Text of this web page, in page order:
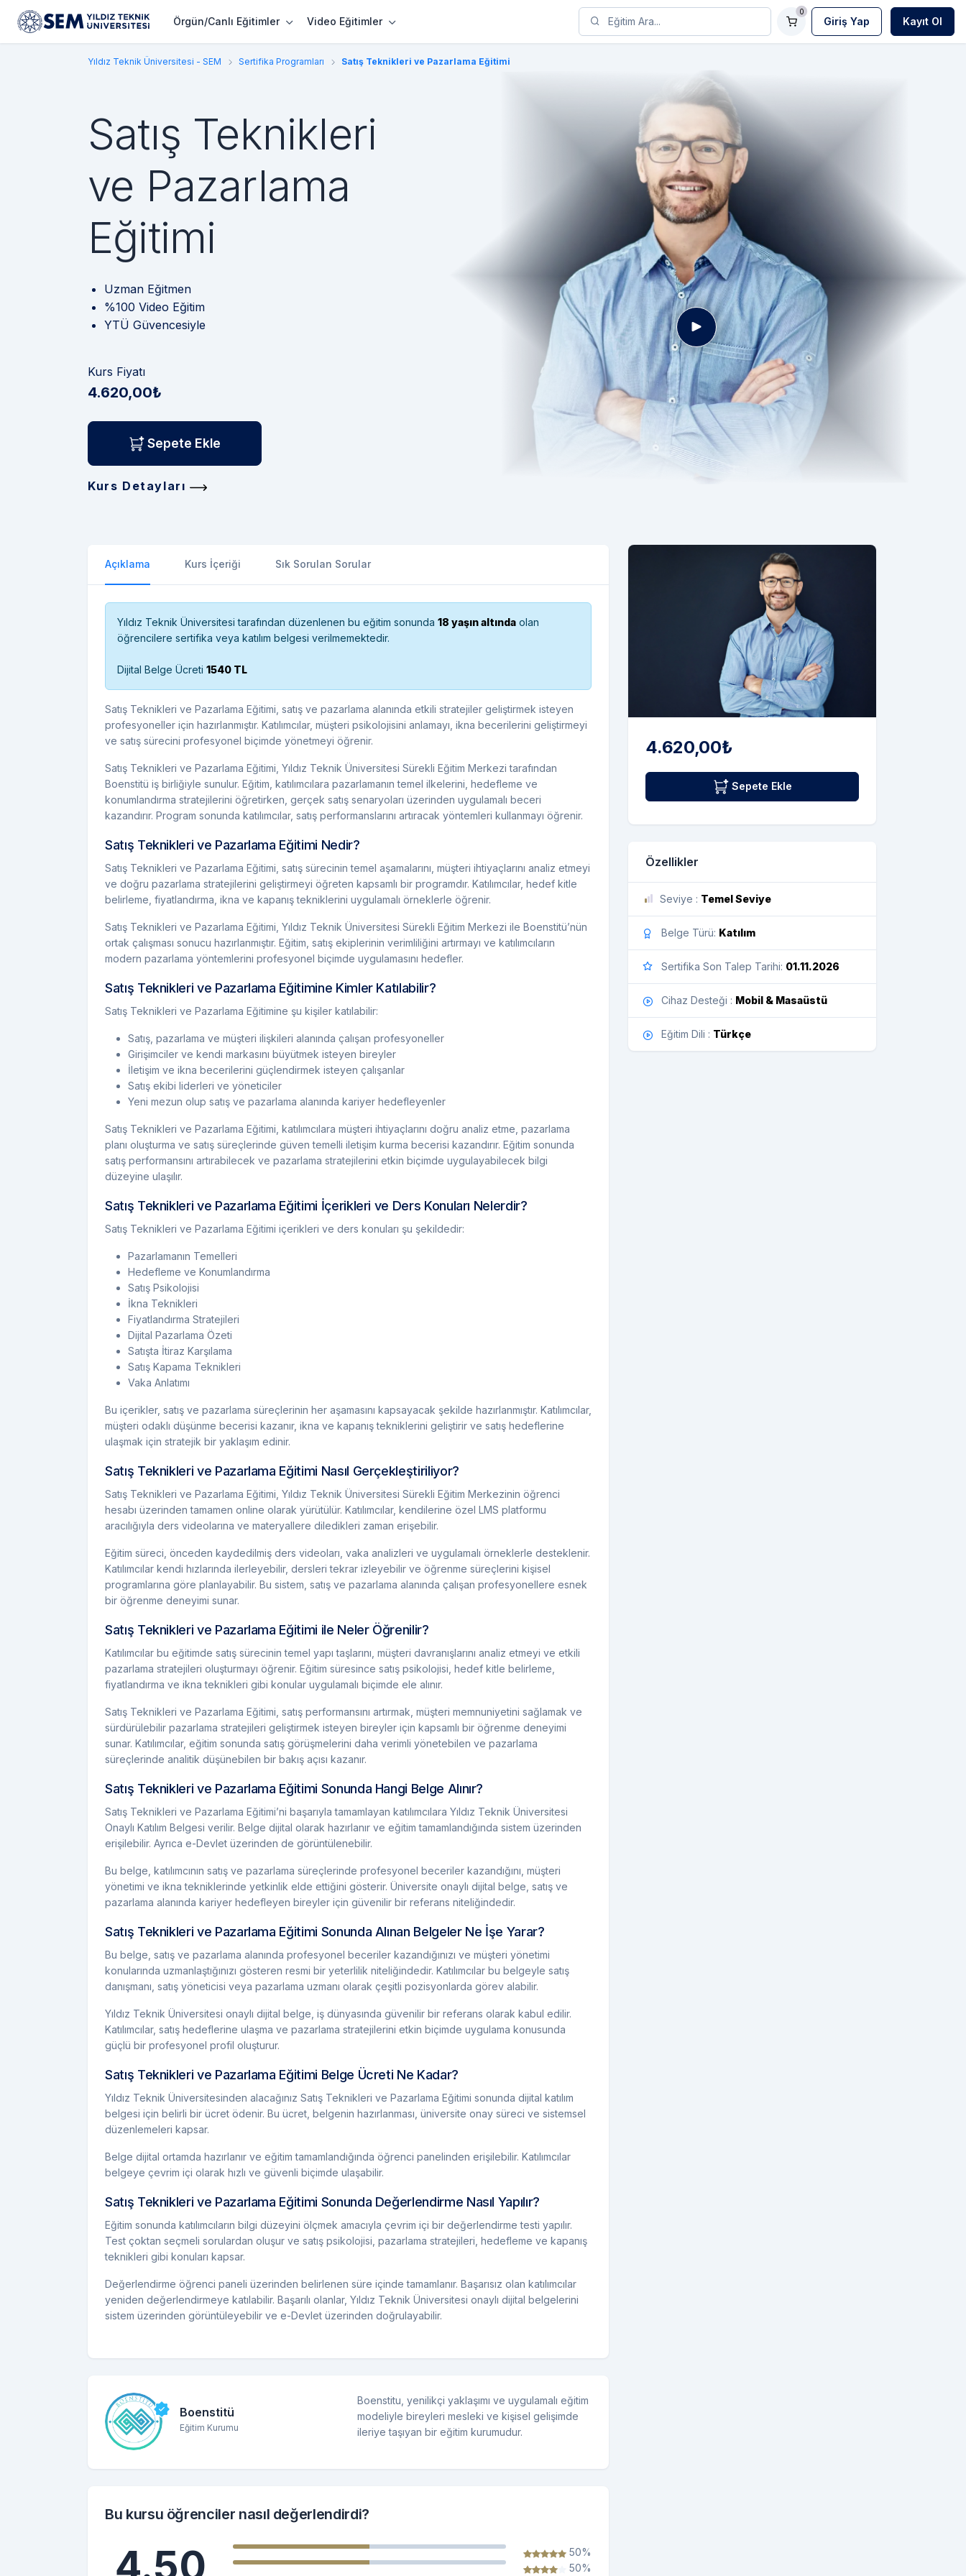
0
Giriş Yap Kayıt Ol
Örgün/Canlı Eğitimler Video Eğitimler
Yıldız Teknik Üniversitesi - SEM Sertifika Programları Satış Teknikleri ve Pazarlama Eğitimi
Satış Teknikleri
ve Pazarlama
Eğitimi
Uzman Eğitmen
%100 Video Eğitim
YTÜ Güvencesiyle
Kurs Fiyatı
4.620,00₺
Sepete Ekle
Kurs Detayları
Açıklama Kurs İçeriği Sık Sorulan Sorular
Yıldız Teknik Üniversitesi tarafından düzenlenen bu eğitim sonunda 18 yaşın altında olan
öğrencilere sertifika veya katılım belgesi verilmemektedir.
Dijital Belge Ücreti 1540 TL
Satış Teknikleri ve Pazarlama Eğitimi, satış ve pazarlama alanında etkili stratejiler geliştirmek isteyen
profesyoneller için hazırlanmıştır. Katılımcılar, müşteri psikolojisini anlamayı, ikna becerilerini geliştirmeyi
ve satış sürecini profesyonel biçimde yönetmeyi öğrenir.
Satış Teknikleri ve Pazarlama Eğitimi, Yıldız Teknik Üniversitesi Sürekli Eğitim Merkezi tarafından
Boenstitü iş birliğiyle sunulur. Eğitim, katılımcılara pazarlamanın temel ilkelerini, hedefleme ve
konumlandırma stratejilerini öğretirken, gerçek satış senaryoları üzerinden uygulamalı beceri
kazandırır. Program sonunda katılımcılar, satış performanslarını artıracak yöntemleri kullanmayı öğrenir.
Satış Teknikleri ve Pazarlama Eğitimi Nedir?
Satış Teknikleri ve Pazarlama Eğitimi, satış sürecinin temel aşamalarını, müşteri ihtiyaçlarını analiz etmeyi
ve doğru pazarlama stratejilerini geliştirmeyi öğreten kapsamlı bir programdır. Katılımcılar, hedef kitle
belirleme, fiyatlandırma, ikna ve kapanış tekniklerini uygulamalı örneklerle öğrenir.
Satış Teknikleri ve Pazarlama Eğitimi, Yıldız Teknik Üniversitesi Sürekli Eğitim Merkezi ile Boenstitü’nün
ortak çalışması sonucu hazırlanmıştır. Eğitim, satış ekiplerinin verimliliğini artırmayı ve katılımcıların
modern pazarlama yöntemlerini profesyonel biçimde uygulamasını hedefler.
Satış Teknikleri ve Pazarlama Eğitimine Kimler Katılabilir?
Satış Teknikleri ve Pazarlama Eğitimine şu kişiler katılabilir:
Satış, pazarlama ve müşteri ilişkileri alanında çalışan profesyoneller
Girişimciler ve kendi markasını büyütmek isteyen bireyler
İletişim ve ikna becerilerini güçlendirmek isteyen çalışanlar
Satış ekibi liderleri ve yöneticiler
Yeni mezun olup satış ve pazarlama alanında kariyer hedefleyenler
Satış Teknikleri ve Pazarlama Eğitimi, katılımcılara müşteri ihtiyaçlarını doğru analiz etme, pazarlama
planı oluşturma ve satış süreçlerinde güven temelli iletişim kurma becerisi kazandırır. Eğitim sonunda
satış performansını artırabilecek ve pazarlama stratejilerini etkin biçimde uygulayabilecek bilgi
düzeyine ulaşılır.
Satış Teknikleri ve Pazarlama Eğitimi İçerikleri ve Ders Konuları Nelerdir?
Satış Teknikleri ve Pazarlama Eğitimi içerikleri ve ders konuları şu şekildedir:
Pazarlamanın Temelleri
Hedefleme ve Konumlandırma
Satış Psikolojisi
İkna Teknikleri
Fiyatlandırma Stratejileri
Dijital Pazarlama Özeti
Satışta İtiraz Karşılama
Satış Kapama Teknikleri
Vaka Anlatımı
Bu içerikler, satış ve pazarlama süreçlerinin her aşamasını kapsayacak şekilde hazırlanmıştır. Katılımcılar,
müşteri odaklı düşünme becerisi kazanır, ikna ve kapanış tekniklerini geliştirir ve satış hedeflerine
ulaşmak için stratejik bir yaklaşım edinir.
Satış Teknikleri ve Pazarlama Eğitimi Nasıl Gerçekleştiriliyor?
Satış Teknikleri ve Pazarlama Eğitimi, Yıldız Teknik Üniversitesi Sürekli Eğitim Merkezinin öğrenci
hesabı üzerinden tamamen online olarak yürütülür. Katılımcılar, kendilerine özel LMS platformu
aracılığıyla ders videolarına ve materyallere diledikleri zaman erişebilir.
Eğitim süreci, önceden kaydedilmiş ders videoları, vaka analizleri ve uygulamalı örneklerle desteklenir.
Katılımcılar kendi hızlarında ilerleyebilir, dersleri tekrar izleyebilir ve öğrenme süreçlerini kişisel
programlarına göre planlayabilir. Bu sistem, satış ve pazarlama alanında çalışan profesyonellere esnek
bir öğrenme deneyimi sunar.
Satış Teknikleri ve Pazarlama Eğitimi ile Neler Öğrenilir?
Katılımcılar bu eğitimde satış sürecinin temel yapı taşlarını, müşteri davranışlarını analiz etmeyi ve etkili
pazarlama stratejileri oluşturmayı öğrenir. Eğitim süresince satış psikolojisi, hedef kitle belirleme,
fiyatlandırma ve ikna teknikleri gibi konular uygulamalı biçimde ele alınır.
Satış Teknikleri ve Pazarlama Eğitimi, satış performansını artırmak, müşteri memnuniyetini sağlamak ve
sürdürülebilir pazarlama stratejileri geliştirmek isteyen bireyler için kapsamlı bir öğrenme deneyimi
sunar. Katılımcılar, eğitim sonunda satış görüşmelerini daha verimli yönetebilen ve pazarlama
süreçlerinde analitik düşünebilen bir bakış açısı kazanır.
Satış Teknikleri ve Pazarlama Eğitimi Sonunda Hangi Belge Alınır?
Satış Teknikleri ve Pazarlama Eğitimi’ni başarıyla tamamlayan katılımcılara Yıldız Teknik Üniversitesi
Onaylı Katılım Belgesi verilir. Belge dijital olarak hazırlanır ve eğitim tamamlandığında sistem üzerinden
erişilebilir. Ayrıca e-Devlet üzerinden de görüntülenebilir.
Bu belge, katılımcının satış ve pazarlama süreçlerinde profesyonel beceriler kazandığını, müşteri
yönetimi ve ikna tekniklerinde yetkinlik elde ettiğini gösterir. Üniversite onaylı dijital belge, satış ve
pazarlama alanında kariyer hedefleyen bireyler için güvenilir bir referans niteliğindedir.
Satış Teknikleri ve Pazarlama Eğitimi Sonunda Alınan Belgeler Ne İşe Yarar?
Bu belge, satış ve pazarlama alanında profesyonel beceriler kazandığınızı ve müşteri yönetimi
konularında uzmanlaştığınızı gösteren resmi bir yeterlilik niteliğindedir. Katılımcılar bu belgeyle satış
danışmanı, satış yöneticisi veya pazarlama uzmanı olarak çeşitli pozisyonlarda görev alabilir.
Yıldız Teknik Üniversitesi onaylı dijital belge, iş dünyasında güvenilir bir referans olarak kabul edilir.
Katılımcılar, satış hedeflerine ulaşma ve pazarlama stratejilerini etkin biçimde uygulama konusunda
güçlü bir profesyonel profil oluşturur.
Satış Teknikleri ve Pazarlama Eğitimi Belge Ücreti Ne Kadar?
Yıldız Teknik Üniversitesinden alacağınız Satış Teknikleri ve Pazarlama Eğitimi sonunda dijital katılım
belgesi için belirli bir ücret ödenir. Bu ücret, belgenin hazırlanması, üniversite onay süreci ve sistemsel
düzenlemeleri kapsar.
Belge dijital ortamda hazırlanır ve eğitim tamamlandığında öğrenci panelinden erişilebilir. Katılımcılar
belgeye çevrim içi olarak hızlı ve güvenli biçimde ulaşabilir.
Satış Teknikleri ve Pazarlama Eğitimi Sonunda Değerlendirme Nasıl Yapılır?
Eğitim sonunda katılımcıların bilgi düzeyini ölçmek amacıyla çevrim içi bir değerlendirme testi yapılır.
Test çoktan seçmeli sorulardan oluşur ve satış psikolojisi, pazarlama stratejileri, hedefleme ve kapanış
teknikleri gibi konuları kapsar.
Değerlendirme öğrenci paneli üzerinden belirlenen süre içinde tamamlanır. Başarısız olan katılımcılar
yeniden değerlendirmeye katılabilir. Başarılı olanlar, Yıldız Teknik Üniversitesi onaylı dijital belgelerini
sistem üzerinden görüntüleyebilir ve e-Devlet üzerinden doğrulayabilir.
Boenstitü
Eğitim Kurumu
Boenstitu, yenilikçi yaklaşımı ve uygulamalı eğitim
modeliyle bireyleri mesleki ve kişisel gelişimde
ileriye taşıyan bir eğitim kurumudur.
Bu kursu öğrenciler nasıl değerlendirdi?
4.50
50%
50%
4.620,00₺
Sepete Ekle
Özellikler
Seviye : Temel Seviye
Belge Türü: Katılım
Sertifika Son Talep Tarihi: 01.11.2026
Cihaz Desteği : Mobil & Masaüstü
Eğitim Dili : Türkçe